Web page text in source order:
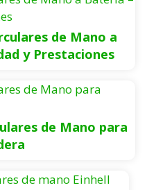
de Mano a
y Prestaciones
de Mano para